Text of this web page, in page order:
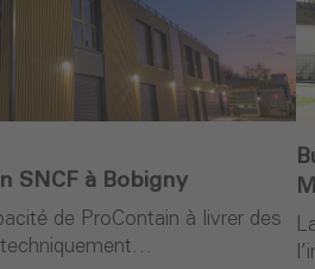
SNCF à Bobigny
de ProContain à livrer des